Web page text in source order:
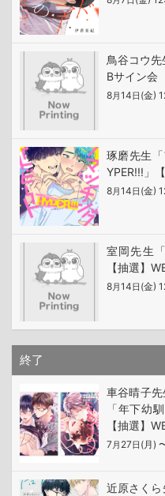
鳥谷コウ
Bサイン会
8月14日 (金)
琢磨先生
YPER!!!」
8月14日 (金)
室岡先生
【抽選】
8月14日 (金)
終了
車谷晴子先
「年下幼
【抽選】
7 月 27日 (月)
近原さく